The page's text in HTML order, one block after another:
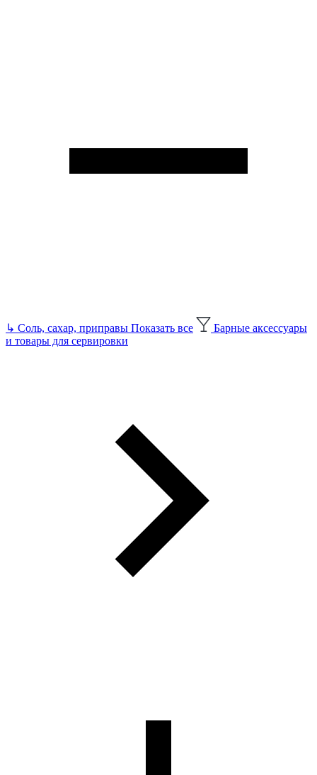
↳ Соль, сахар, приправы Показать все
Барные аксессуары
и товары для сервировки